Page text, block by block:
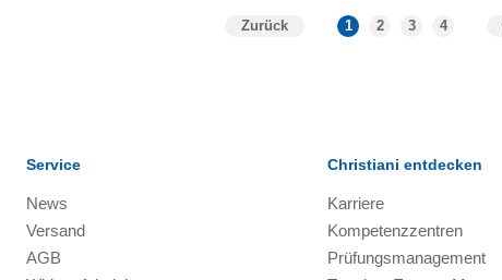
Zurück 1 2 3 4
Service
News
Versand
AGB
Christiani entdecken
Karriere
Kompetenzzentren
Prüfungsmanagement